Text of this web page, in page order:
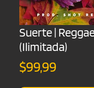
Suerte |
(Ilimitada)
$99,99